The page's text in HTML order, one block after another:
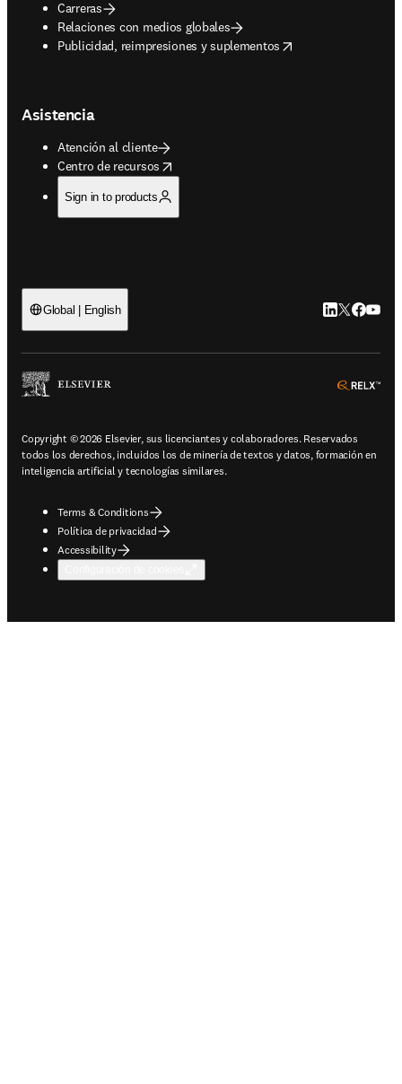
Carreras
Relaciones con medios globales
Publicidad, reimpresiones y suplementos
opens in new tab/window
Asistencia
Atención al cliente
Centro de recursos
opens in new tab/window
Sign in to products
Global | English LinkedIn se
Twitter se
Copyright © 2026 Elsevier, sus licenciantes y colaboradores. Reservados
todos los derechos, incluidos los de minería de textos y datos, formación en
inteligencia artificial y tecnologías similares.
Terms & Conditions
Política de privacidad
Accessibility